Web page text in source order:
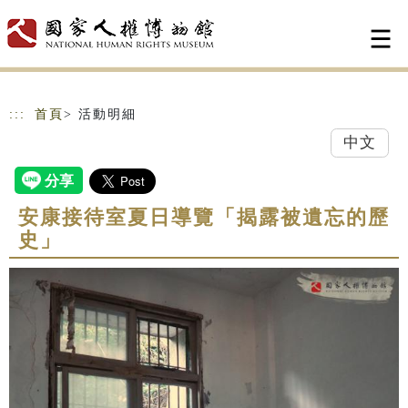
::: 首頁 > 活動明細
中文
安康接待室夏日導覽「揭露被遺忘的歷
史」